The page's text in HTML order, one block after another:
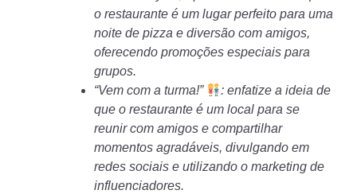
o restaurante é um lugar perfeito para uma
noite de pizza e diversão com amigos,
oferecendo promoções especiais para
grupos.
“Vem com a turma!”
: enfatize a ideia de
que o restaurante é um local para se
reunir com amigos e compartilhar
momentos agradáveis, divulgando em
redes sociais e utilizando o marketing de
influenciadores.